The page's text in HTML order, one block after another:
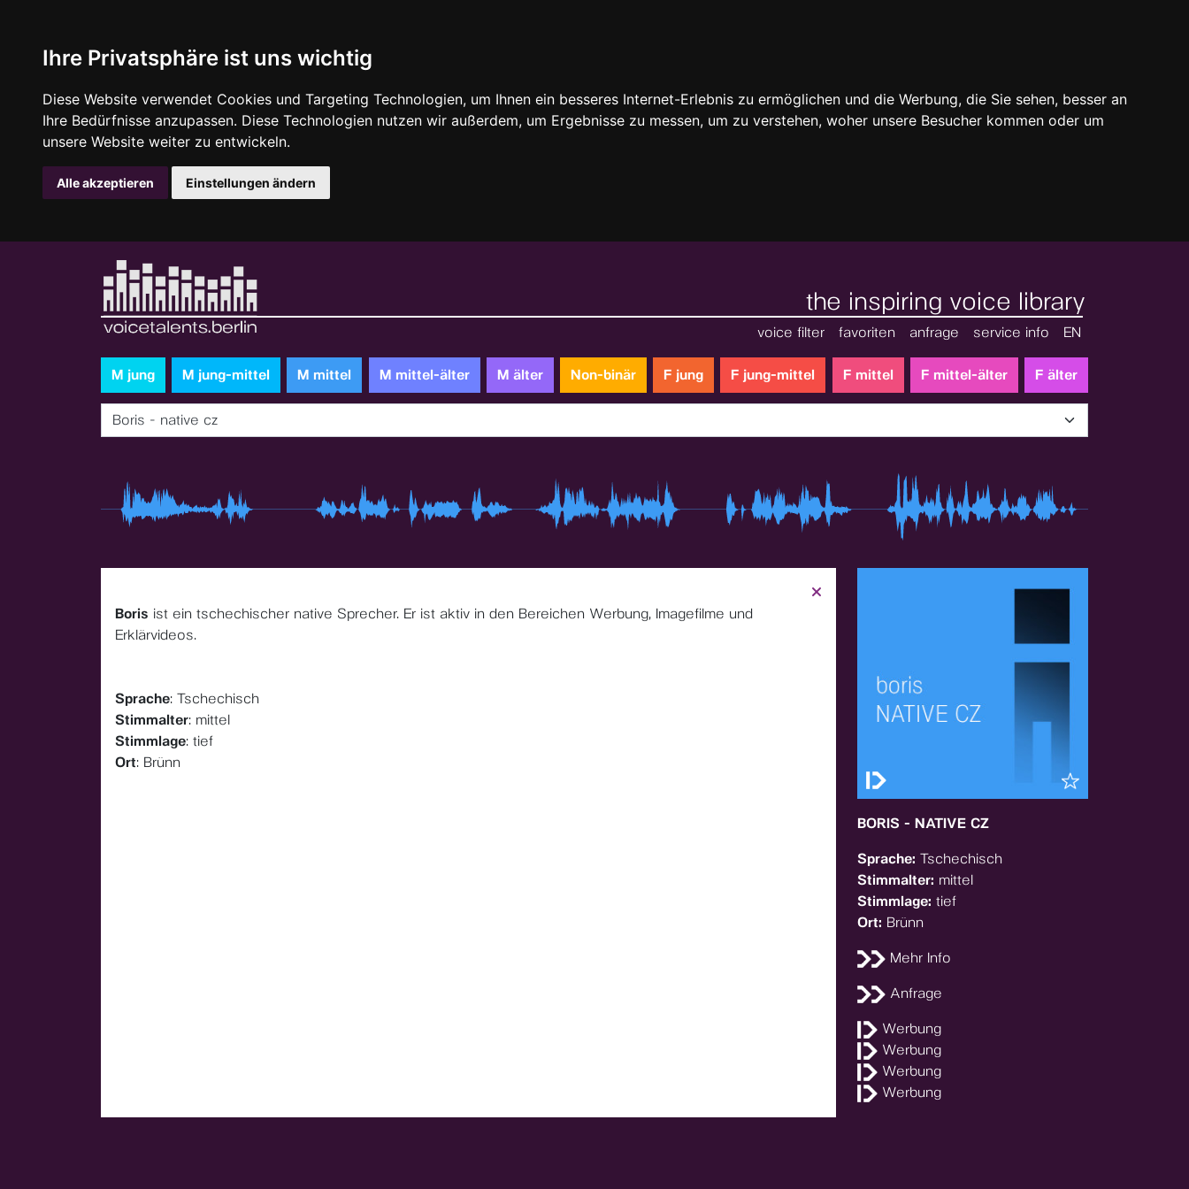
Ihre Privatsphäre ist uns wichtig
Diese Website verwendet Cookies und Targeting Technologien, um Ihnen ein besseres Internet-Erlebnis zu ermöglichen und die Werbung, die Sie sehen, besser an
Ihre Bedürfnisse anzupassen. Diese Technologien nutzen wir außerdem, um Ergebnisse zu messen, um zu verstehen, woher unsere Besucher kommen oder um
unsere Website weiter zu entwickeln.
Alle akzeptieren Einstellungen ändern
the inspiring voice library
voice filter favoriten anfrage service info EN
M jung M jung-mittel M mittel M mittel-älter M älter Non-binär F jung F jung-mittel F mittel F mittel-älter F älter
Boris - native cz
Boris ist ein tschechischer native Sprecher. Er ist aktiv in den Bereichen Werbung, Imagefilme und
Erklärvideos.
Sprache: Tschechisch
Stimmalter: mittel
Stimmlage: tief
Ort: Brünn
BORIS - NATIVE CZ
Sprache: Tschechisch
Stimmalter: mittel
Stimmlage: tief
Ort: Brünn
Mehr Info
Anfrage
Werbung
Werbung
Werbung
Werbung